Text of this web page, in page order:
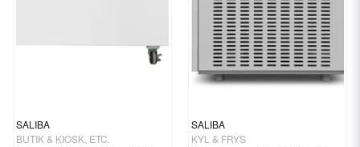
SALIBA
BUTIK & KIOSK, ETC.
SALIBA
KYL & FRYS